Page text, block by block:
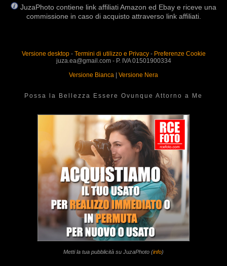
JuzaPhoto contiene link affiliati Amazon ed Ebay e riceve una
commissione in caso di acquisto attraverso link affiliati.
Versione desktop- Termini di utilizzo e Privacy- Preferenze Cookie
juza.ea@gmail.com - P. IVA 01501900334
Versione Bianca
Versione Nera
Possa la Bellezza Essere Ovunque Attorno a Me
Metti la tua pubblicità su JuzaPhoto (info)